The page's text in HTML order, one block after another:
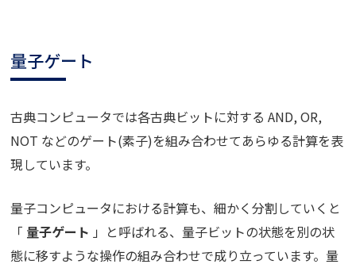
量子ゲート
古典コンピュータでは各古典ビットに対する AND, OR,
NOT などのゲート(素子)を組み合わせてあらゆる計算を表
現しています。
量子コンピュータにおける計算も、細かく分割していくと
「 量子ゲート 」と呼ばれる、量子ビットの状態を別の状
態に移すような操作の組み合わせで成り立っています。量